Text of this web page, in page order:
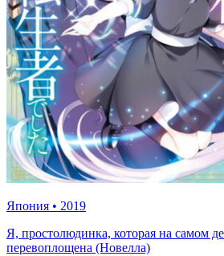
Япония • 2019
Я, простолюдинка, которая на самом
перевоплощена (Новелла)